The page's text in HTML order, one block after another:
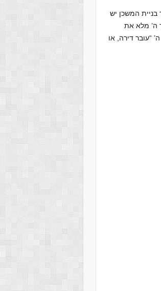
בניית המשכן יש
ה’ מלא את
“עובר דירה, או